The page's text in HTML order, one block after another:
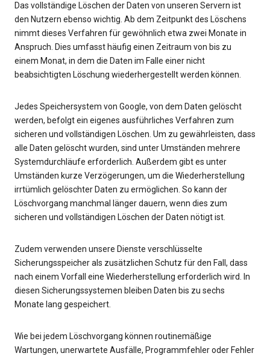
Das vollständige Löschen der Daten von unseren Servern ist
den Nutzern ebenso wichtig. Ab dem Zeitpunkt des Löschens
nimmt dieses Verfahren für gewöhnlich etwa zwei Monate in
Anspruch. Dies umfasst häufig einen Zeitraum von bis zu
einem Monat, in dem die Daten im Falle einer nicht
beabsichtigten Löschung wiederhergestellt werden können.
Jedes Speichersystem von Google, von dem Daten gelöscht
werden, befolgt ein eigenes ausführliches Verfahren zum
sicheren und vollständigen Löschen. Um zu gewährleisten, dass
alle Daten gelöscht wurden, sind unter Umständen mehrere
Systemdurchläufe erforderlich. Außerdem gibt es unter
Umständen kurze Verzögerungen, um die Wiederherstellung
irrtümlich gelöschter Daten zu ermöglichen. So kann der
Löschvorgang manchmal länger dauern, wenn dies zum
sicheren und vollständigen Löschen der Daten nötigt ist.
Zudem verwenden unsere Dienste verschlüsselte
Sicherungsspeicher als zusätzlichen Schutz für den Fall, dass
nach einem Vorfall eine Wiederherstellung erforderlich wird. In
diesen Sicherungssystemen bleiben Daten bis zu sechs
Monate lang gespeichert.
Wie bei jedem Löschvorgang können routinemäßige
Wartungen, unerwartete Ausfälle, Programmfehler oder Fehler